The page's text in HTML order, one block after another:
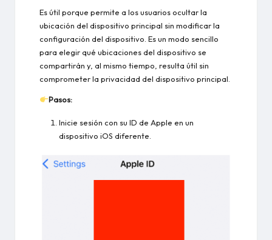
Es útil porque permite a los usuarios ocultar la
ubicación del dispositivo principal sin modificar la
configuración del dispositivo. Es un modo sencillo
para elegir qué ubicaciones del dispositivo se
compartirán y, al mismo tiempo, resulta útil sin
comprometer la privacidad del dispositivo principal.
Pasos:
Inicie sesión con su ID de Apple en un
dispositivo iOS diferente.